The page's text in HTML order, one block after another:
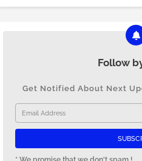
Follow
Get Notified About Next